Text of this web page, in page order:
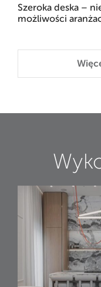
Szeroka deska –
możliwości